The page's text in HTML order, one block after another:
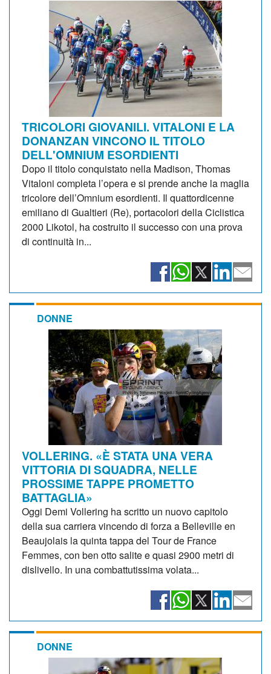
TRICOLORI GIOVANILI. VITALONI E LA
DONANZAN VINCONO IL TITOLO
DELL'OMNIUM ESORDIENTI
Dopo il titolo conquistato nella Madison, Thomas
Vitaloni completa l’opera e si prende anche la maglia
tricolore dell’Omnium esordienti. Il quattordicenne
emiliano di Gualtieri (Re), portacolori della Ciclistica
2000 Likotol, ha costruito il successo con una prova
di continuità in...
DONNE
VOLLERING. «È STATA UNA VERA
VITTORIA DI SQUADRA, NELLE
PROSSIME TAPPE PROMETTO
BATTAGLIA»
Oggi Demi Vollering ha scritto un nuovo capitolo
della sua carriera vincendo di forza a Belleville en
Beaujolais la quinta tappa del Tour de France
Femmes, con ben otto salite e quasi 2900 metri di
dislivello. In una combattutissima volata...
DONNE